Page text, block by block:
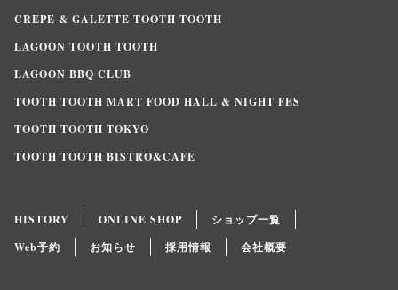
CREPE & GALETTE TOOTH TOOTH
LAGOON TOOTH TOOTH
LAGOON BBQ CLUB
TOOTH TOOTH MART FOOD HALL & NIGHT FES
TOOTH TOOTH TOKYO
TOOTH TOOTH BISTRO&CAFE
HISTORY ONLINE SHOP
ショップ一覧
Web予約
お知らせ 採用情報 会社概要